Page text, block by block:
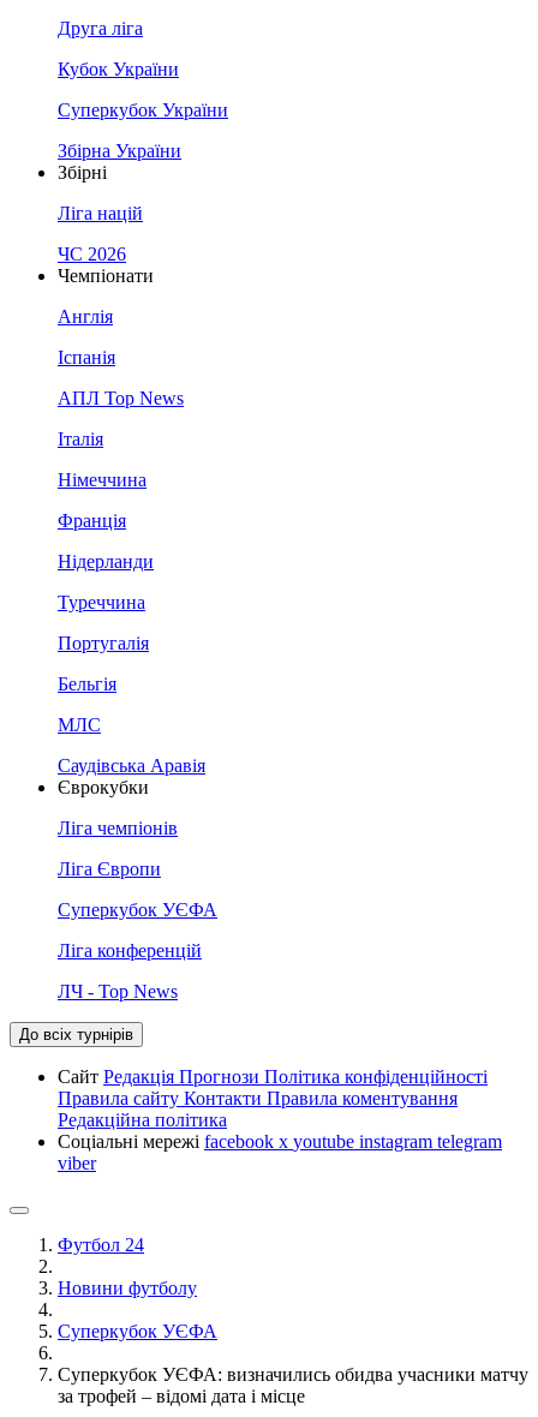
Друга ліга
Кубок України
Суперкубок України
Збірна України
Збірні
Ліга націй
ЧС 2026
Чемпіонати
Англія
Іспанія
АПЛ Top News
Італія
Німеччина
Франція
Нідерланди
Туреччина
Португалія
Бельгія
МЛС
Саудівська Аравія
Єврокубки
Ліга чемпіонів
Ліга Європи
Суперкубок УЄФА
Ліга конференцій
ЛЧ - Top News
До всіх турнірів
Сайт Редакція Прогнози Політика конфіденційності
Правила сайту Контакти Правила коментування
Редакційна політика
Соціальні мережі facebook x youtube instagram telegram
viber
Футбол 24
Новини футболу
Суперкубок УЄФА
Суперкубок УЄФА: визначились обидва учасники матчу
за трофей – відомі дата і місце